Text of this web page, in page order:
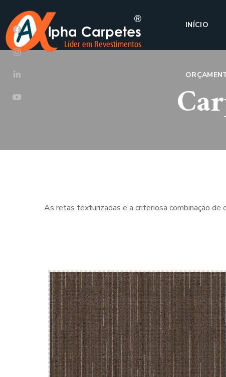
INÍCIO
As retas texturizadas e a criteriosa combinação de